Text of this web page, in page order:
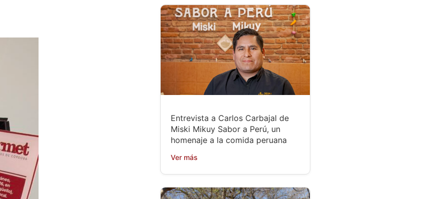
Entrevista a Carlos Carbajal de
Miski Mikuy Sabor a Perú, un
homenaje a la comida peruana
Ver más